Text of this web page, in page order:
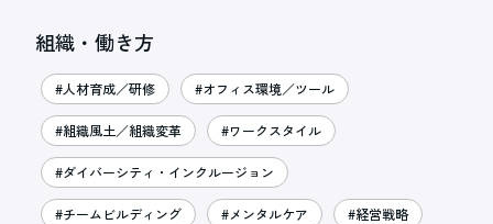
組織・働き方
#人材育成／研修 #オフィス環境／ツール
#組織風土／組織変革 #ワークスタイル
#ダイバーシティ・インクルージョン
#チームビルディング #メンタルケア #経営戦略